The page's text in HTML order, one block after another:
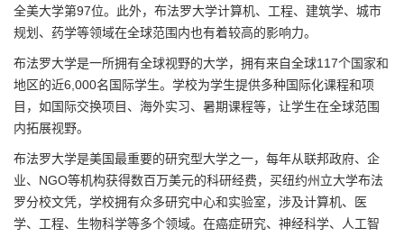
全美大学第97位。此外，布法罗大学计算机、工程、建筑学、城市
规划、药学等领域在全球范围内也有着较高的影响力。
布法罗大学是一所拥有全球视野的大学，拥有来自全球117个国家和
地区的近6,000名国际学生。学校为学生提供多种国际化课程和项
目，如国际交换项目、海外实习、暑期课程等，让学生在全球范围
内拓展视野。
布法罗大学是美国最重要的研究型大学之一，每年从联邦政府、企
业、NGO等机构获得数百万美元的科研经费，买纽约州立大学布法
罗分校文凭，学校拥有众多研究中心和实验室，涉及计算机、医
学、工程、生物科学等多个领域。在癌症研究、神经科学、人工智